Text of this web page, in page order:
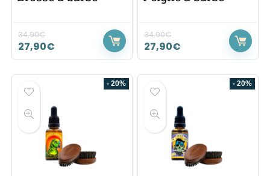
34,90€
27,90€
34,90€
27,90€
- 20% - 20%